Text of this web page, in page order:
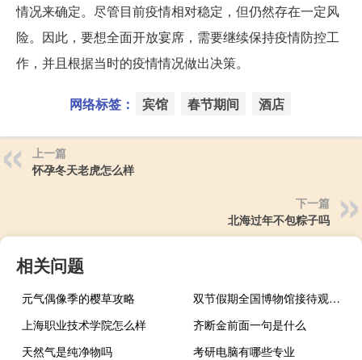
情况来确定。尽管目前疫情相对稳定，但仍然存在一定风
险。因此，要想全面开放宴席，需要继续保持疫情防控工
作，并且根据当时的疫情情况做出决策。
网络标签： 宾馆 春节期间 酒店
上一篇
怀孕冬天老虎怎么样
下一篇
北海过年不包粽子吗
相关问题
元气偶像季的樱草攻略
双节假期全国博物馆接待观众6600万人次故宫最多
上海职业技术学院怎么样
齐断金前面一句是什么
天然气是纯净物吗
考研电脑有哪些专业